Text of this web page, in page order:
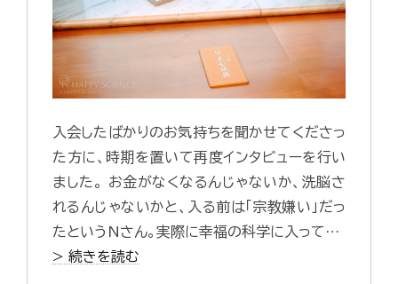
入会したばかりのお気持ちを聞かせてくださっ
た方に、時期を置いて再度インタビューを行い
ました。 お金がなくなるんじゃないか、洗脳さ
れるんじゃないかと、入る前は「宗教嫌い」だっ
たというNさん。実際に幸福の科学に入って…
> 続きを読む